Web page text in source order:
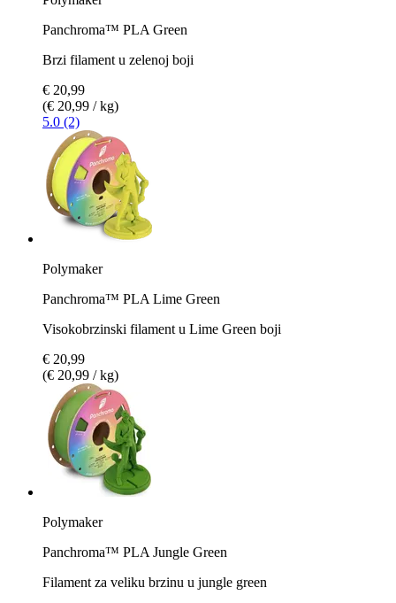
Panchroma™ PLA Green
Brzi filament u zelenoj boji
€ 20,99
(€ 20,99 / kg)
5.0 (2)
Polymaker
Panchroma™ PLA Lime Green
Visokobrzinski filament u Lime Green boji
€ 20,99
(€ 20,99 / kg)
Polymaker
Panchroma™ PLA Jungle Green
Filament za veliku brzinu u jungle green